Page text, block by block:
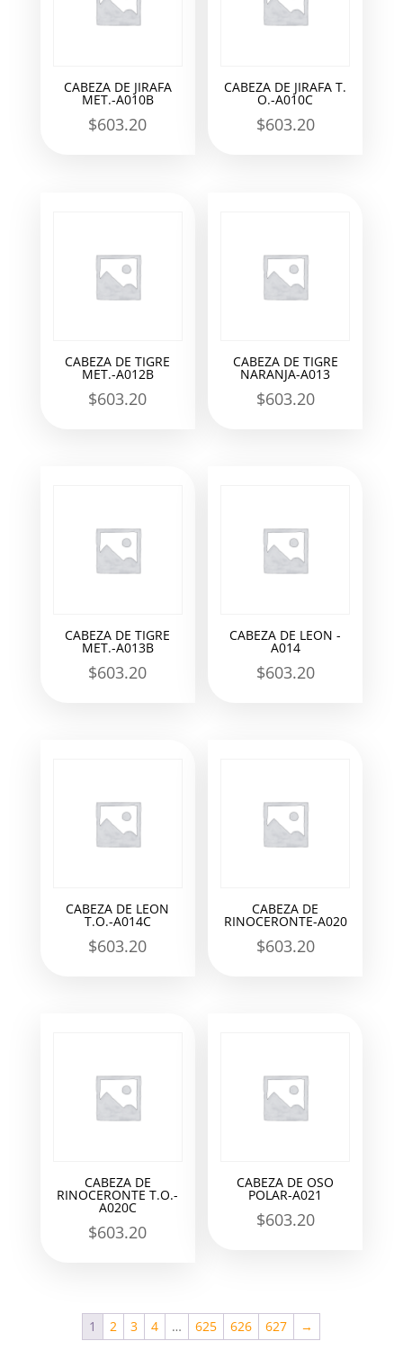
CABEZA DE JIRAFA
MET.-A010B
$603.20
CABEZA DE JIRAFA T.
O.-A010C
$603.20
CABEZA DE TIGRE
MET.-A012B
$603.20
CABEZA DE TIGRE
NARANJA-A013
$603.20
CABEZA DE TIGRE
MET.-A013B
$603.20
CABEZA DE LEON -
A014
$603.20
CABEZA DE LEON
T.O.-A014C
$603.20
CABEZA DE
RINOCERONTE-A020
$603.20
CABEZA DE
RINOCERONTE T.O.-
A020C
$603.20
CABEZA DE OSO
POLAR-A021
$603.20
1 2 3 4 … 625 626 627 →